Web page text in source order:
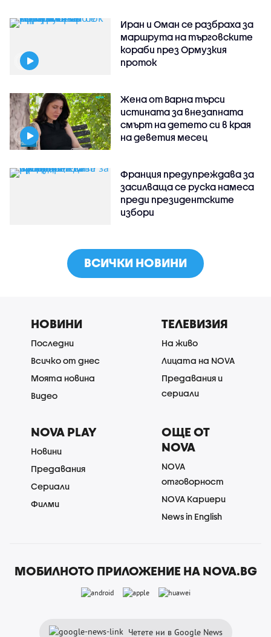
Иран и Оман се разбраха за
маршрута на търговските
кораби през Ормузкия
проток
Жена от Варна търси
истината за внезапната
смърт на детето си в края
на деветия месец
Франция предупреждава за
засилваща се руска намеса
преди президентските
избори
ВСИЧКИ НОВИНИ
НОВИНИ
Последни
Всичко от днес
Моята новина
Видео
ТЕЛЕВИЗИЯ
На живо
Лицата на NOVA
Предавания и
сериали
NOVA PLAY
Новини
Предавания
Сериали
Филми
ОЩЕ ОТ
NOVA
NOVA
отговорност
NOVA Кариери
News in English
МОБИЛНОТО ПРИЛОЖЕНИЕ НА NOVA.BG
Четете ни в Google News